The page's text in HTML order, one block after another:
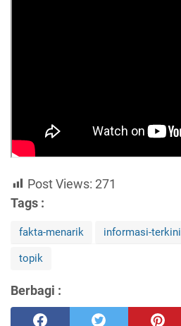
Post Views: 271
Tags :
fakta-menarik informasi-terkini
topik
Berbagi :